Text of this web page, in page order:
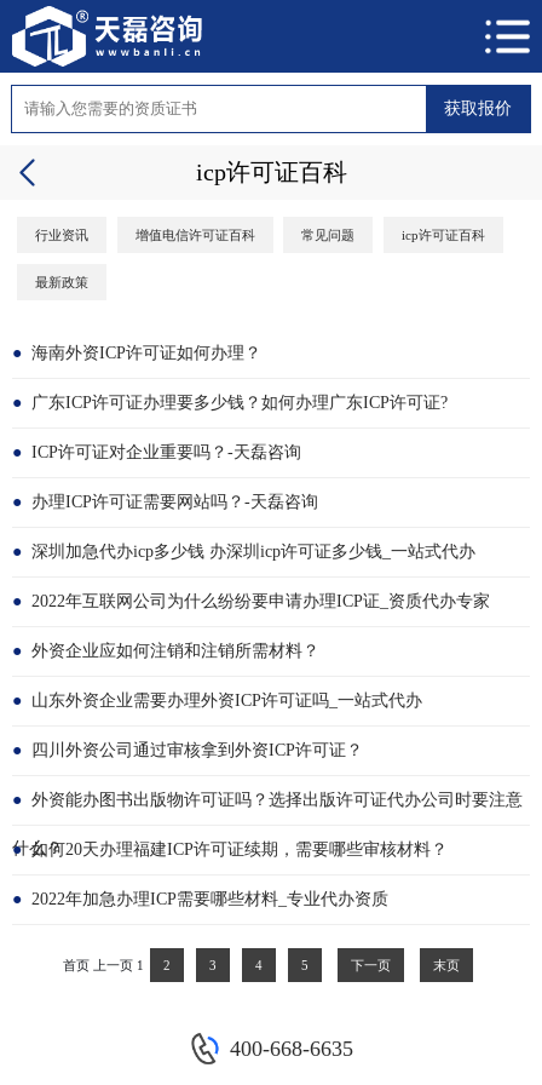
获取报价
icp许可证百科
行业资讯 增值电信许可证百科 常见问题 icp许可证百科
最新政策
● 海南外资ICP许可证如何办理？
● 广东ICP许可证办理要多少钱？如何办理广东ICP许可证?
● ICP许可证对企业重要吗？-天磊咨询
● 办理ICP许可证需要网站吗？-天磊咨询
● 深圳加急代办icp多少钱 办深圳icp许可证多少钱_一站式代办
● 2022年互联网公司为什么纷纷要申请办理ICP证_资质代办专家
● 外资企业应如何注销和注销所需材料？
● 山东外资企业需要办理外资ICP许可证吗_一站式代办
● 四川外资公司通过审核拿到外资ICP许可证？
● 外资能办图书出版物许可证吗？选择出版许可证代办公司时要注意
什么？
● 如何20天办理福建ICP许可证续期，需要哪些审核材料？
● 2022年加急办理ICP需要哪些材料_专业代办资质
首页 上一页 1 2 3 4 5 下一页 末页
400-668-6635